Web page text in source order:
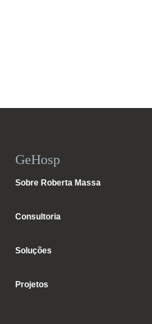
GeHosp
Sobre Roberta Massa
Consultoria
Soluções
Projetos